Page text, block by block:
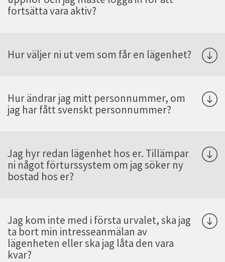
fortsätta vara aktiv?
Hur väljer ni ut vem som får en lägenhet?
Hur ändrar jag mitt personnummer, om
jag har fått svenskt personnummer?
Jag hyr redan lägenhet hos er. Tillämpar
ni något förturssystem om jag söker ny
bostad hos er?
Jag kom inte med i första urvalet, ska jag
ta bort min intresseanmälan av
lägenheten eller ska jag låta den vara
kvar?